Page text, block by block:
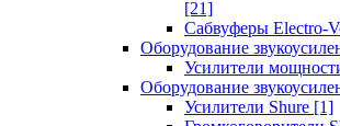
[21]
Сабвуферы Electro-
Оборудование
Усилители
Оборудование
Усилители Shure [1]